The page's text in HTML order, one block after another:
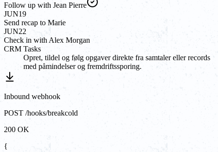
Follow up with Jean Pierre
JUN19
Send recap to Marie
JUN22
Check in with Alex Morgan
CRM Tasks
Opret, tildel og følg opgaver direkte fra samtaler eller records
med påmindelser og fremdriftssporing.
Inbound webhook
POST /hooks/breakcold
200 OK
{